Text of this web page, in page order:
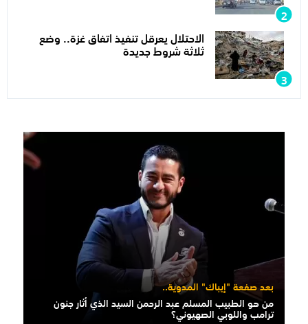
الاحتلال يعرقل تنفيذ اتفاق غزة.. وضع
ثلاثة شروط جديدة
بعد صفعة "إيباك" المدوية..
من هو الطبيب المسلم عبد الرحمن السيد الذي أثار جنون
ترامب واللوبي الصهيوني؟